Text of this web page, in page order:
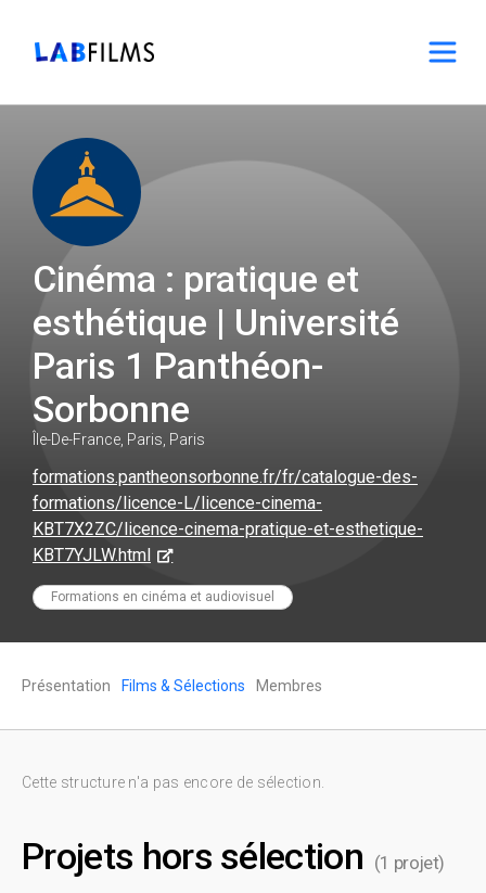
Cinéma : pratique et
esthétique | Université
Paris 1 Panthéon-
Sorbonne
Île-De-France, Paris, Paris
formations.pantheonsorbonne.fr/fr/catalogue-des-
formations/licence-L/licence-cinema-
KBT7X2ZC/licence-cinema-pratique-et-esthetique-
KBT7YJLW.html
Formations en cinéma et audiovisuel
Présentation Films & Sélections Membres
Cette structure n'a pas encore de sélection.
Projets hors sélection (1 projet)